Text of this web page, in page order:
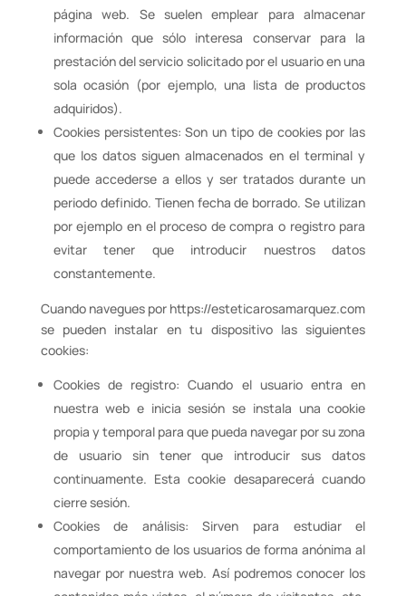
página web. Se suelen emplear para almacenar
información que sólo interesa conservar para la
prestación del servicio solicitado por el usuario en una
sola ocasión (por ejemplo, una lista de productos
adquiridos).
Cookies persistentes: Son un tipo de cookies por las
que los datos siguen almacenados en el terminal y
puede accederse a ellos y ser tratados durante un
periodo definido. Tienen fecha de borrado. Se utilizan
por ejemplo en el proceso de compra o registro para
evitar tener que introducir nuestros datos
constantemente.
Cuando navegues por https://esteticarosamarquez.com
se pueden instalar en tu dispositivo las siguientes
cookies:
Cookies de registro: Cuando el usuario entra en
nuestra web e inicia sesión se instala una cookie
propia y temporal para que pueda navegar por su zona
de usuario sin tener que introducir sus datos
continuamente. Esta cookie desaparecerá cuando
cierre sesión.
Cookies de análisis: Sirven para estudiar el
comportamiento de los usuarios de forma anónima al
navegar por nuestra web. Así podremos conocer los